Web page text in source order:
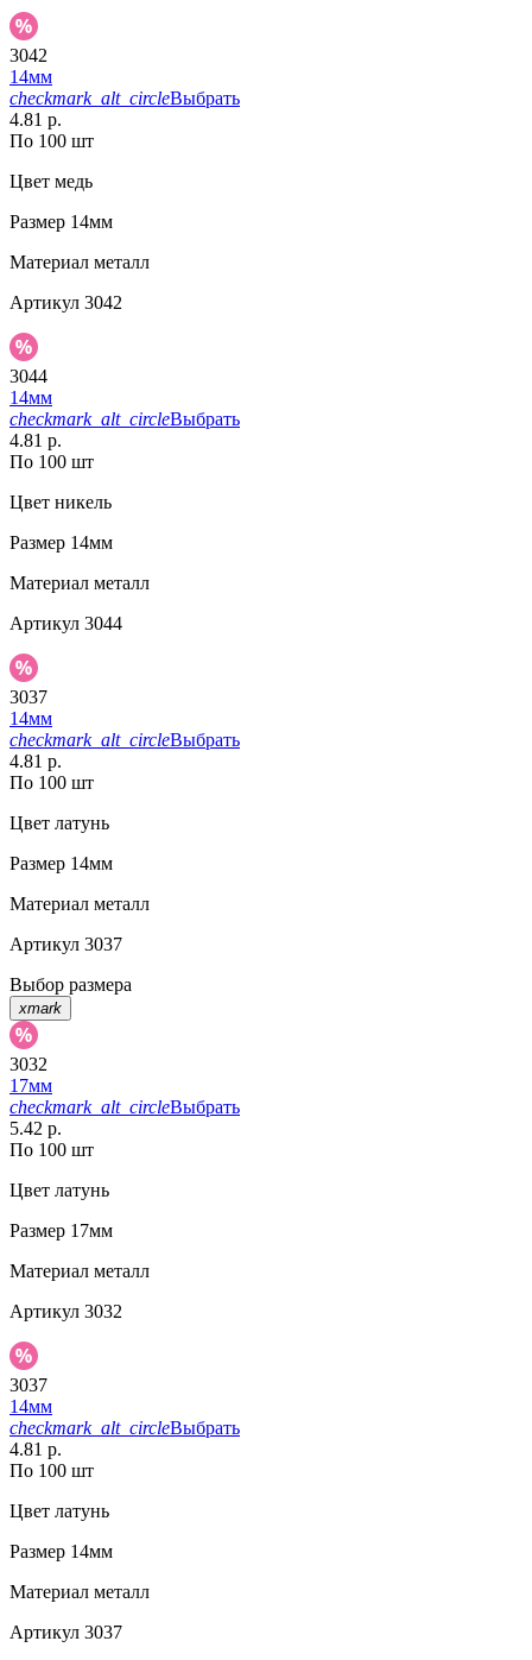
3042
14мм
checkmark_alt_circleВыбрать
4.81 р.
По 100 шт
Цвет медь
Размер 14мм
Материал металл
Артикул 3042
3044
14мм
checkmark_alt_circleВыбрать
4.81 р.
По 100 шт
Цвет никель
Размер 14мм
Материал металл
Артикул 3044
3037
14мм
checkmark_alt_circleВыбрать
4.81 р.
По 100 шт
Цвет латунь
Размер 14мм
Материал металл
Артикул 3037
Выбор размера
xmark
3032
17мм
checkmark_alt_circleВыбрать
5.42 р.
По 100 шт
Цвет латунь
Размер 17мм
Материал металл
Артикул 3032
3037
14мм
checkmark_alt_circleВыбрать
4.81 р.
По 100 шт
Цвет латунь
Размер 14мм
Материал металл
Артикул 3037